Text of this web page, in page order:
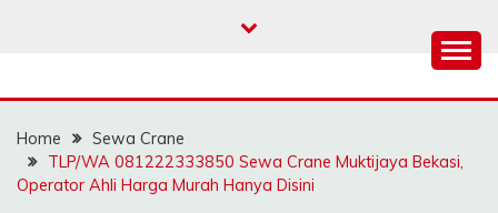
SAHABAT CRANE |
JASA SEWA CRANE |
FORKLIFT | SKYLIFT
Home
Sewa Crane
TLP/WA 081222333850 Sewa Crane Muktijaya Bekasi,
Operator Ahli Harga Murah Hanya Disini